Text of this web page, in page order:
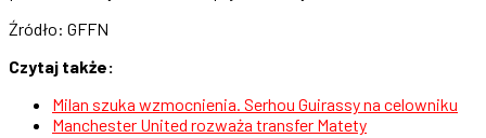
Źródło: GFFN
Czytaj także:
Milan szuka wzmocnienia. Serhou Guirassy na celowniku
Manchester United rozważa transfer Matety